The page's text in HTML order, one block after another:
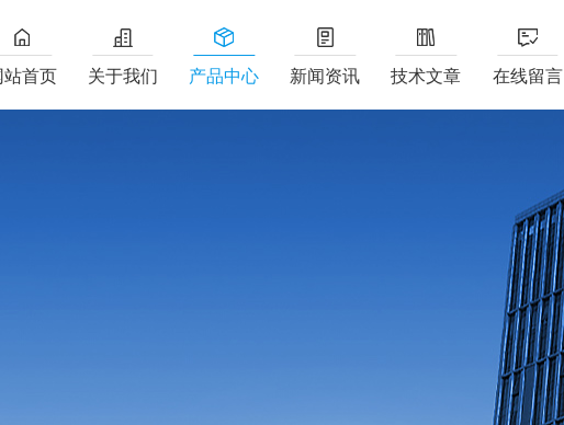
站首页 关于我们 产品中心 新闻资讯 技术文章 在线留言